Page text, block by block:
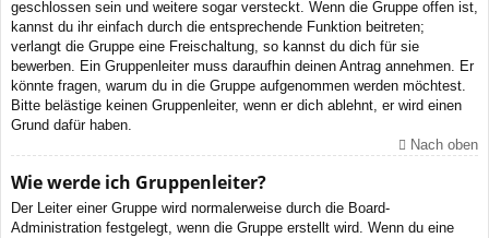
geschlossen sein und weitere sogar versteckt. Wenn die Gruppe offen ist,
kannst du ihr einfach durch die entsprechende Funktion beitreten;
verlangt die Gruppe eine Freischaltung, so kannst du dich für sie
bewerben. Ein Gruppenleiter muss daraufhin deinen Antrag annehmen. Er
könnte fragen, warum du in die Gruppe aufgenommen werden möchtest.
Bitte belästige keinen Gruppenleiter, wenn er dich ablehnt, er wird einen
Grund dafür haben.
Nach oben
Wie werde ich Gruppenleiter?
Der Leiter einer Gruppe wird normalerweise durch die Board-
Administration festgelegt, wenn die Gruppe erstellt wird. Wenn du eine